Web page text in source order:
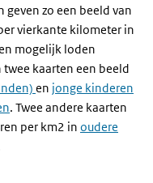
zo een beeld van
vierkante kilometer in
mogelijk loden
kaarten een beeld
en jonge kinderen
. Twee andere kaarten
per km2 in oudere